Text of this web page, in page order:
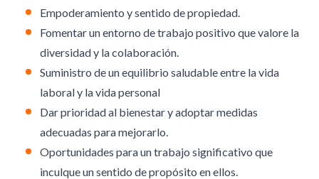
Empoderamiento y sentido de propiedad.
Fomentar un entorno de trabajo positivo que valore la
diversidady la colaboración.
Suministro de un equilibrio saludable entre la vida
laboral y la vida personal
Dar prioridad al bienestar y adoptar medidas
adecuadas para mejorarlo.
Oportunidades para un trabajo significativo que
inculque un sentido de propósito en ellos.